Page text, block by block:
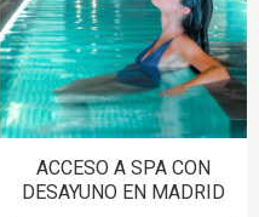
ACCESO A SPA CON
DESAYUNO EN MADRID